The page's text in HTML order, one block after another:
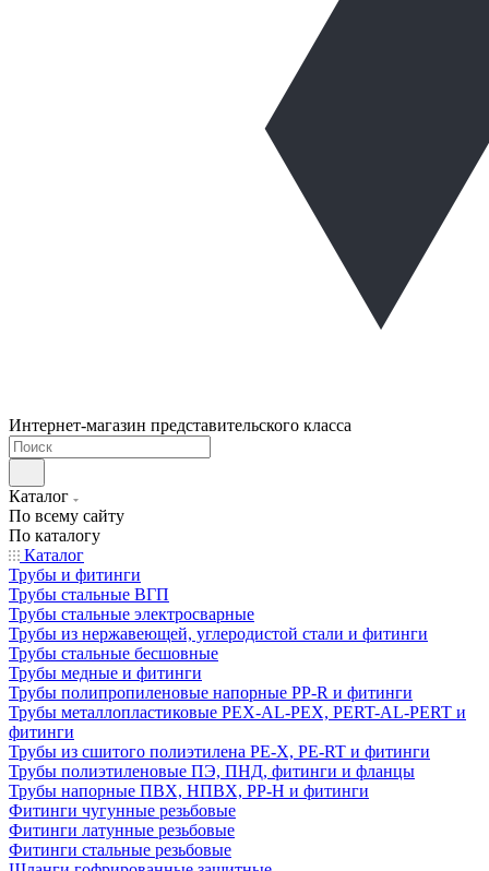
Интернет-магазин представительского класса
Каталог
По всему сайту
По каталогу
Каталог
Трубы и фитинги
Трубы стальные ВГП
Трубы стальные электросварные
Трубы из нержавеющей, углеродистой стали и фитинги
Трубы стальные бесшовные
Трубы медные и фитинги
Трубы полипропиленовые напорные PP-R и фитинги
Трубы металлопластиковые PEX-AL-PEX, PERT-AL-PERT и
фитинги
Трубы из сшитого полиэтилена PE-X, PE-RT и фитинги
Трубы полиэтиленовые ПЭ, ПНД, фитинги и фланцы
Трубы напорные ПВХ, НПВХ, PP-H и фитинги
Фитинги чугунные резьбовые
Фитинги латунные резьбовые
Фитинги стальные резьбовые